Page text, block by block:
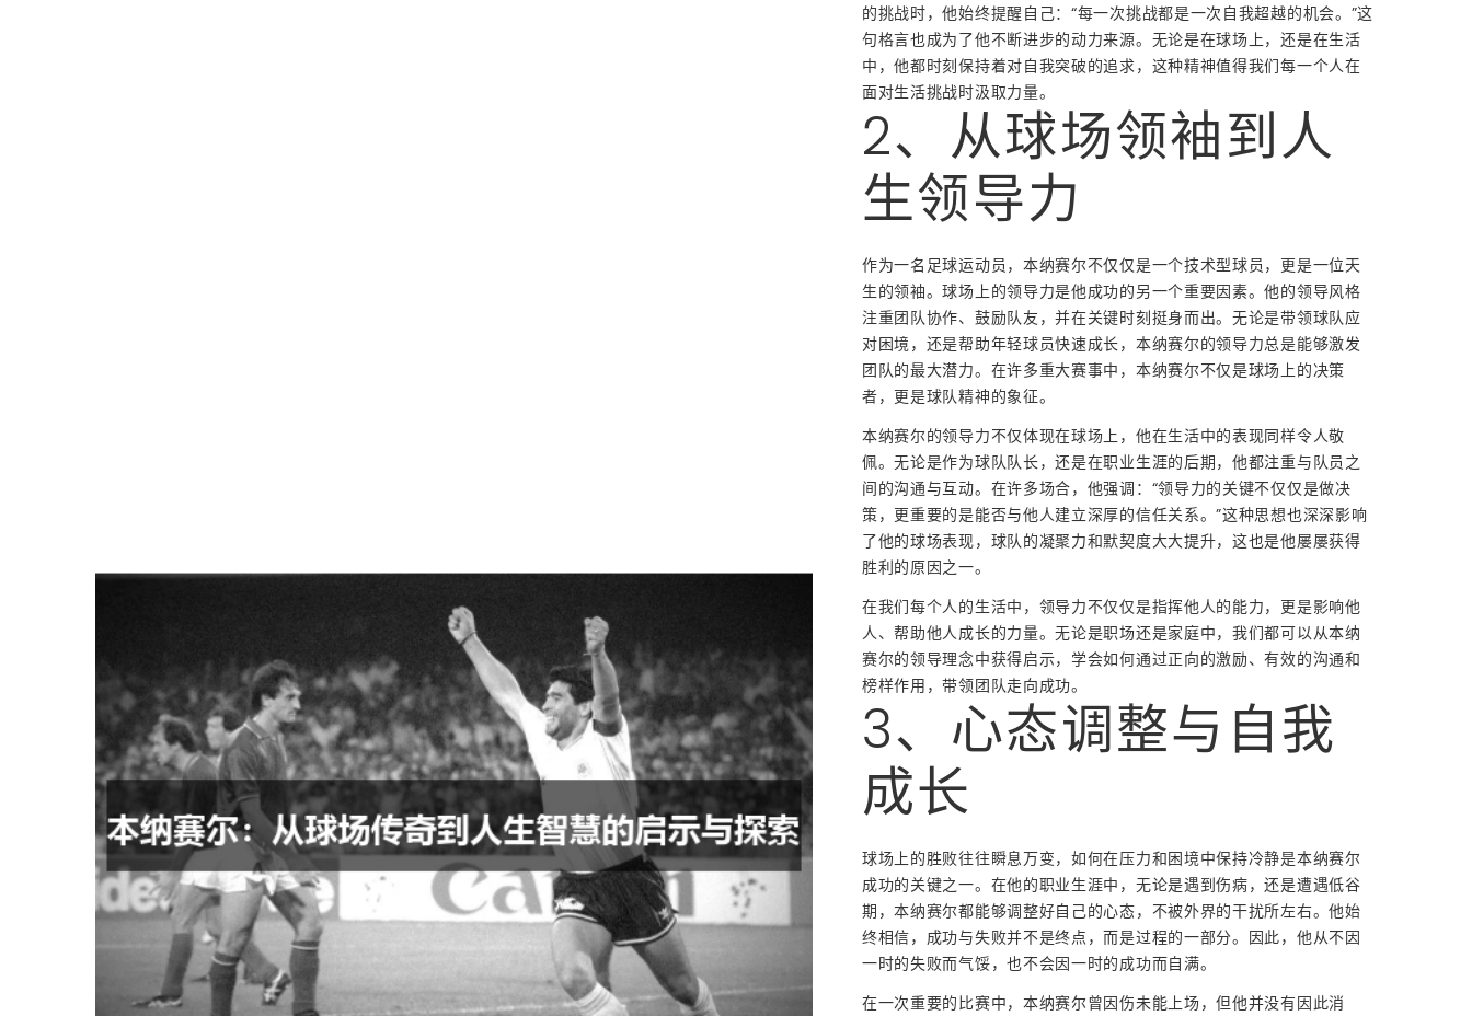
的挑战时，他始终提醒自己：“每一次挑战都是一次自我超越的机会。”这
句格言也成为了他不断进步的动力来源。无论是在球场上，还是在生活
中，他都时刻保持着对自我突破的追求，这种精神值得我们每一个人在
面对生活挑战时汲取力量。
2、从球场领袖到人
生领导力
作为一名足球运动员，本纳赛尔不仅仅是一个技术型球员，更是一位天
生的领袖。球场上的领导力是他成功的另一个重要因素。他的领导风格
注重团队协作、鼓励队友，并在关键时刻挺身而出。无论是带领球队应
对困境，还是帮助年轻球员快速成长，本纳赛尔的领导力总是能够激发
团队的最大潜力。在许多重大赛事中，本纳赛尔不仅是球场上的决策
者，更是球队精神的象征。
本纳赛尔的领导力不仅体现在球场上，他在生活中的表现同样令人敬
佩。无论是作为球队队长，还是在职业生涯的后期，他都注重与队员之
间的沟通与互动。在许多场合，他强调：“领导力的关键不仅仅是做决
策，更重要的是能否与他人建立深厚的信任关系。”这种思想也深深影响
了他的球场表现，球队的凝聚力和默契度大大提升，这也是他屡屡获得
胜利的原因之一。
在我们每个人的生活中，领导力不仅仅是指挥他人的能力，更是影响他
人、帮助他人成长的力量。无论是职场还是家庭中，我们都可以从本纳
赛尔的领导理念中获得启示，学会如何通过正向的激励、有效的沟通和
榜样作用，带领团队走向成功。
3、心态调整与自我
成长
球场上的胜败往往瞬息万变，如何在压力和困境中保持冷静是本纳赛尔
成功的关键之一。在他的职业生涯中，无论是遇到伤病，还是遭遇低谷
期，本纳赛尔都能够调整好自己的心态，不被外界的干扰所左右。他始
终相信，成功与失败并不是终点，而是过程的一部分。因此，他从不因
一时的失败而气馁，也不会因一时的成功而自满。
在一次重要的比赛中，本纳赛尔曾因伤未能上场，但他并没有因此消